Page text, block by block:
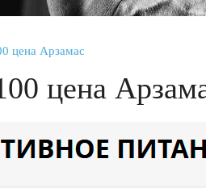
цена Арзамас
цена